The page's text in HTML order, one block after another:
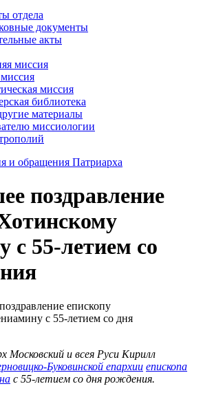
отдела
документы
акты
миссия
миссия
библиотека
материалы
миссиологии
и обращения Патриарха
поздравление
с 55-летием со
и всея Руси Кирилл
Буковинской епархии епископа
с 55-летием со дня рождения.